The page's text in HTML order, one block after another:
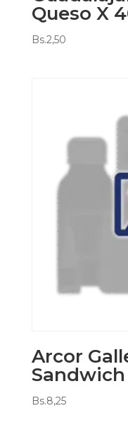
Queso X
Bs.2,50
Arcor
Sandwich
Bs.8,25